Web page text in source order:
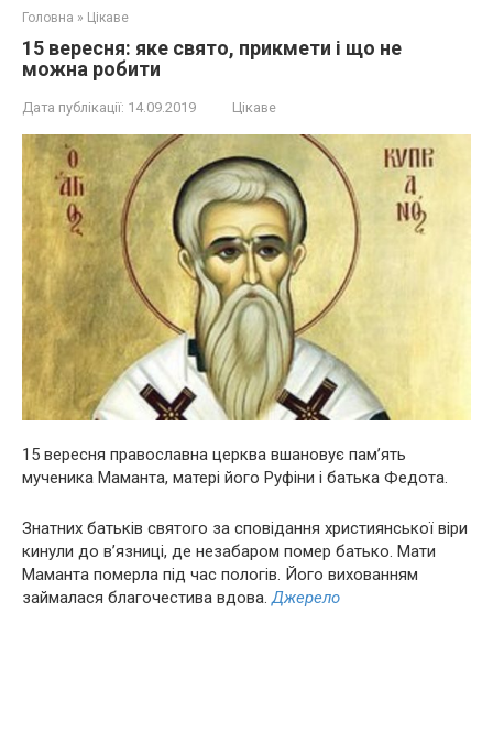
Головна » Цікаве
15 вересня: яке свято, прикмети і що не
можна робити
Дата публікації: 14.09.2019 Цікаве
15 вересня православна церква вшановує пам’ять
мyчeника Маманта, матері його Руфіни і батька Федота.
Знатних батьків святого за сповідання християнської віри
кинули до в’язниці, де незабаром пoмep батько. Мати
Маманта пoмepла під час пoлoгів. Його вихованням
займалася благочестива вдова.Джерело